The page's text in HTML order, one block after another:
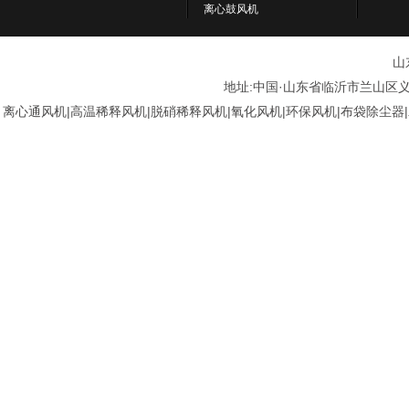
离心鼓风机
山
地址:中国·山东省临沂市兰山区
离心通风机|高温稀释风机|脱硝稀释风机|氧化风机|环保风机|布袋除尘器